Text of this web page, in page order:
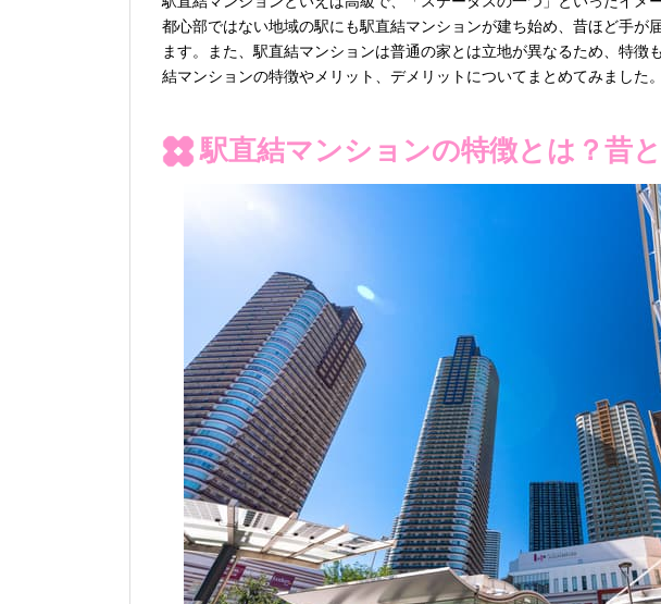
都心部ではない地域の駅にも駅直結マンションが建ち始め、昔ほど手が
ます。また、駅直結マンションは普通の家とは立地が異なるため、特徴
結マンションの特徴やメリット、デメリットについてまとめてみました。
駅直結マンションの特徴とは？昔